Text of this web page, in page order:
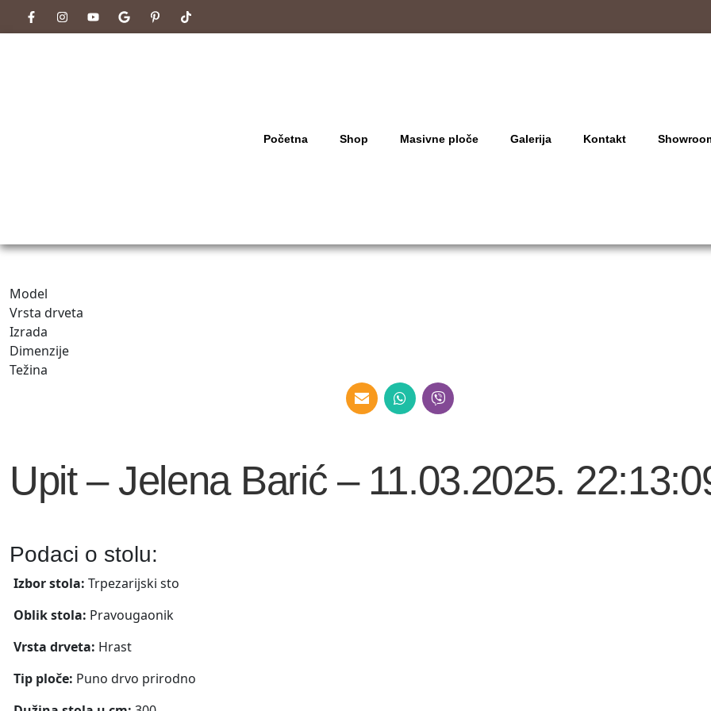
Početna Shop Masivne ploče Galerija Kontakt
Model
Vrsta drveta
Izrada
Dimenzije
Težina
Upit – Jelena Barić – 11.03.2025.
Podaci o stolu:
Izbor stola: Trpezarijski sto
Oblik stola: Pravougaonik
Vrsta drveta: Hrast
Tip ploče: Puno drvo prirodno